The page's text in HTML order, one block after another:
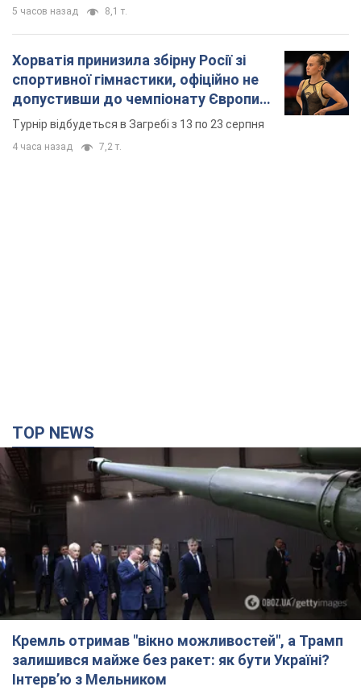
5 часов назад 8,1 т.
Хорватія принизила збірну Росії зі
спортивної гімнастики, офіційно не
допустивши до чемпіонату Європи
основних спортсменів
Турнір відбудеться в Загребі з 13 по 23 серпня
4 часа назад 7,2 т.
TOP NEWS
Кремль отримав "вікно можливостей", а Трамп
залишився майже без ракет: як бути Україні?
Інтерв’ю з Мельником